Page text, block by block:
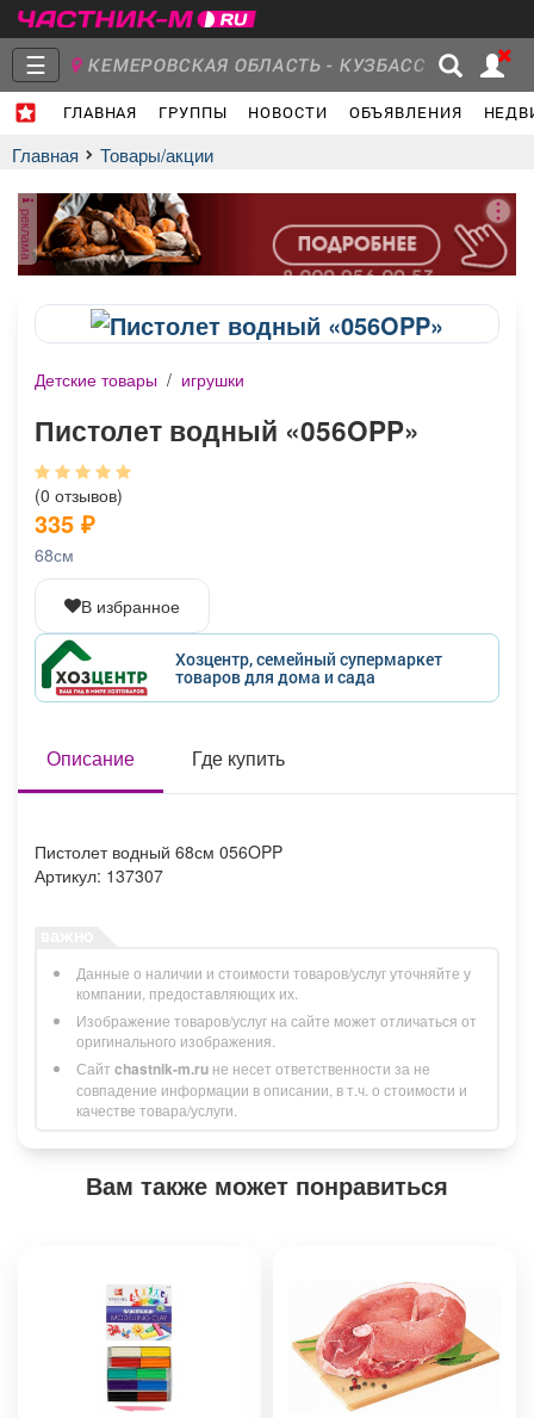
☰ КЕМЕРОВСКАЯ ОБЛАСТЬ - КУЗБАСС
ГЛАВНАЯ ГРУППЫ НОВОСТИ ОБЪЯВЛЕНИЯ
Главная
Объявления Недвижимость Услуги
Афиша
Товары Поздравления Погода
Главная Товары/акции
реклама
Детские товары / игрушки
Пистолет водный «056OPP»
(0 отзывов)
335 ₽
68см
В избранное
Хозцентр, семейный супермаркет
товаров для дома и сада
Описание Где купить
Пистолет водный 68см 056OPP
Артикул: 137307
Данные о наличии и стоимости товаров/услуг уточняйте у
компании, предоставляющих их.
Изображение товаров/услуг на сайте может отличаться от
оригинального изображения.
Сайт chastnik-m.ru не несет ответственности за не
совпадение информации в описании, в т.ч. о стоимости и
качестве товара/услуги.
Вам также может понравиться